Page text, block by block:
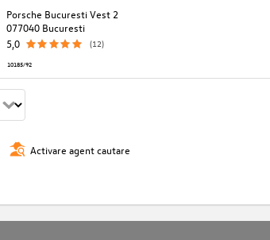
Porsche Bucuresti Vest 2
077040 Bucuresti
5,0
(12)
10185/92
Activare agent cautare